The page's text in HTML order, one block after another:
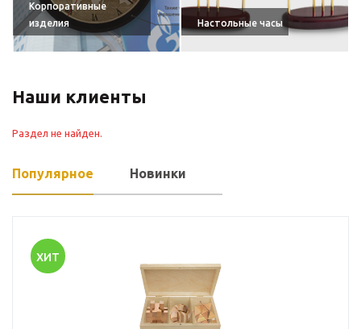
Корпоративные
изделия
Настольные часы
Наши клиенты
Раздел не найден.
Популярное Новинки
ХИТ